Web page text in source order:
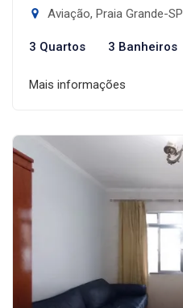
Aviação, Praia Grande-SP
3 Quartos 3 Banheiros
Mais informações